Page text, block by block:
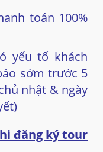
toán 100%
yếu tố khách
sớm trước 5
nhật & ngày
đăng ký tour